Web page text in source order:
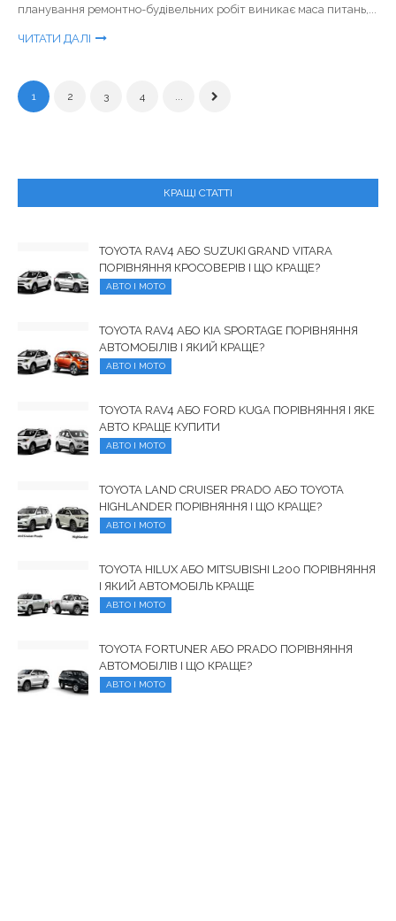
планування ремонтно-будівельних робіт виникає маса питань,...
ЧИТАТИ ДАЛІ
1 2 3 4 ...
КРАЩІ СТАТТІ
TOYOTA RAV4 АБО SUZUKI GRAND VITARA
ПОРІВНЯННЯ КРОСОВЕРІВ І ЩО КРАЩЕ?
АВТО І МОТО
TOYOTA RAV4 АБО KIA SPORTAGE ПОРІВНЯННЯ
АВТОМОБІЛІВ І ЯКИЙ КРАЩЕ?
АВТО І МОТО
TOYOTA RAV4 АБО FORD KUGA ПОРІВНЯННЯ І ЯКЕ
АВТО КРАЩЕ КУПИТИ
АВТО І МОТО
TOYOTA LAND CRUISER PRADO АБО TOYOTA
HIGHLANDER ПОРІВНЯННЯ І ЩО КРАЩЕ?
АВТО І МОТО
TOYOTA HILUX АБО MITSUBISHI L200 ПОРІВНЯННЯ
І ЯКИЙ АВТОМОБІЛЬ КРАЩЕ
АВТО І МОТО
TOYOTA FORTUNER АБО PRADO ПОРІВНЯННЯ
АВТОМОБІЛІВ І ЩО КРАЩЕ?
АВТО І МОТО